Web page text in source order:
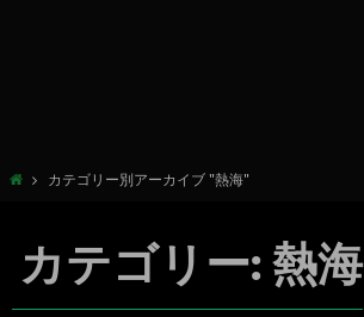
カテゴリー別アーカイブ "熱海"
カテゴリー: 熱海